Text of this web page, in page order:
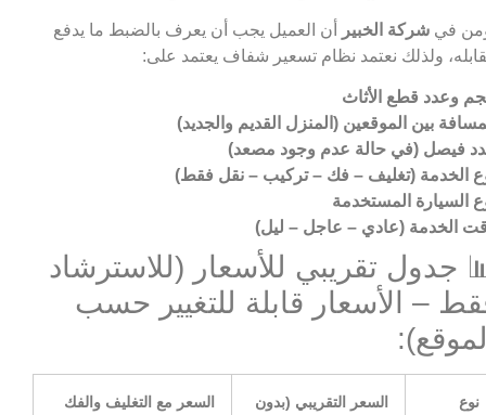
في شركة الخبير
أن العميل يجب أن يعرف بالضبط ما يدفع
ولذلك نعتمد نظام تسعير شفاف يعتمد على:
وعدد قطع الأثاث
بين الموقعين (المنزل القديم والجديد)
فيصل (في حالة عدم وجود مصعد)
الخدمة (تغليف – فك – تركيب – نقل فقط)
السيارة المستخدمة
الخدمة (عادي – عاجل – ليل)
جدول تقريبي للأسعار (للاسترشاد
– الأسعار قابلة للتغيير حسب
نوع
السعر التقريبي (بدون
السعر مع التغليف والفك